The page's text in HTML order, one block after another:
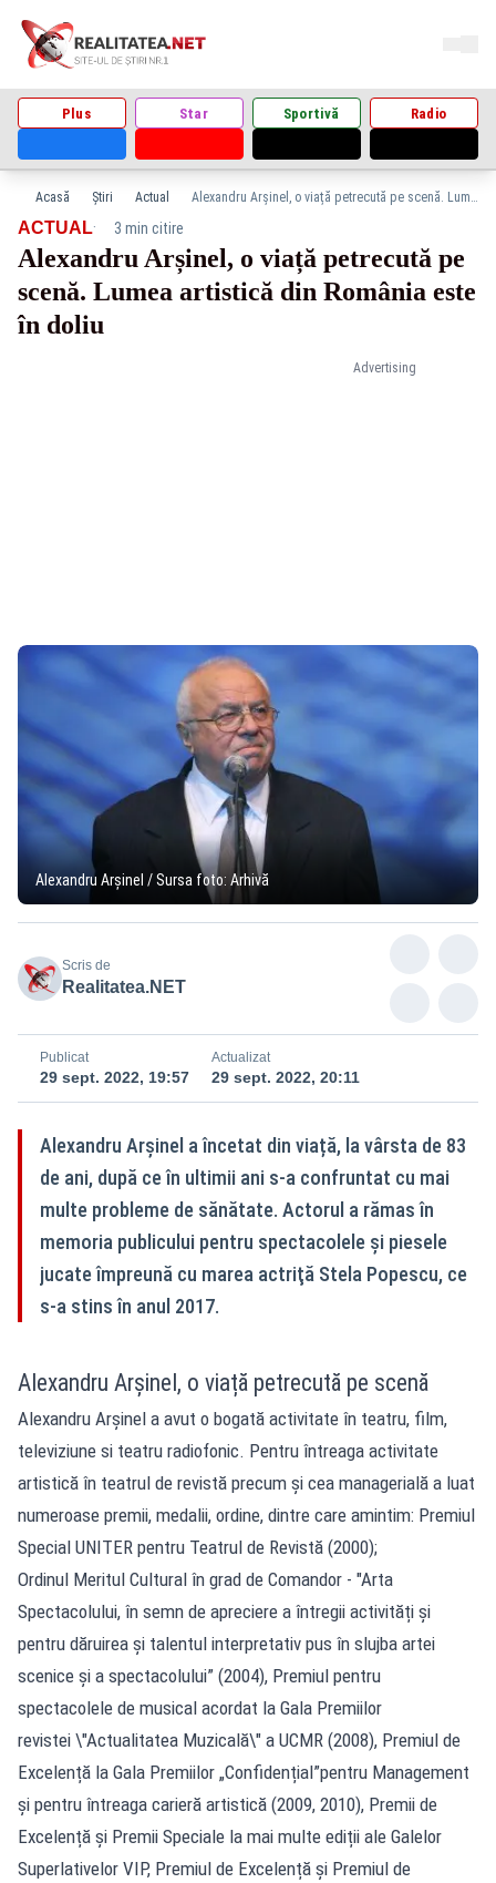
Plus Star Sportivă Radio
Acasă Știri Actual Alexandru Arșinel, o viață petrecută pe scenă. Lumea artistică din România este în doliu
Advertising
ACTUAL· 3 min citire
Alexandru Arșinel, o viață petrecută pe
scenă. Lumea artistică din România este
în doliu
Alexandru Arșinel / Sursa foto: Arhivă
Scris de
Realitatea.NET
Publicat
29 sept. 2022, 19:57
Actualizat
29 sept. 2022, 20:11
Alexandru Arșinel a încetat din viață, la vârsta de 83
de ani, după ce în ultimii ani s-a confruntat cu mai
multe probleme de sănătate. Actorul a rămas în
memoria publicului pentru spectacolele şi piesele
jucate împreună cu marea actriţă Stela Popescu, ce
s-a stins în anul 2017.
Alexandru Arșinel, o viață petrecută pe scenă
Alexandru Arșinel a avut o bogată activitate în teatru, film,
televiziune si teatru radiofonic. Pentru întreaga activitate
artistică în teatrul de revistă precum și cea managerială a luat
numeroase premii, medalii, ordine, dintre care amintim: Premiul
Special UNITER pentru Teatrul de Revistă (2000);
Ordinul Meritul Cultural în grad de Comandor - "Arta
Spectacolului, în semn de apreciere a întregii activități și
pentru dăruirea și talentul interpretativ pus în slujba artei
scenice și a spectacolului” (2004), Premiul pentru
spectacolele de musical acordat la Gala Premiilor
revistei \"Actualitatea Muzicală\" a UCMR (2008), Premiul de
Excelență la Gala Premiilor „Confidențial”pentru Management
și pentru întreaga carieră artistică (2009, 2010), Premii de
Excelență și Premii Speciale la mai multe ediții ale Galelor
Superlativelor VIP, Premiul de Excelență și Premiul de